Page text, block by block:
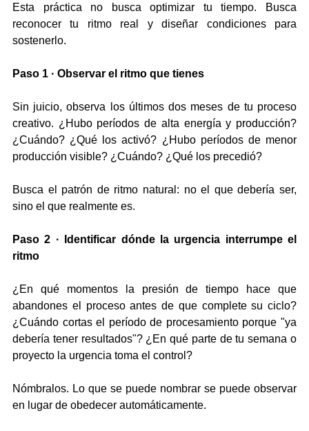
Esta práctica no busca optimizar tu tiempo. Busca
reconocer tu ritmo real y diseñar condiciones para
sostenerlo.
Paso 1 · Observar el ritmo que tienes
Sin juicio, observa los últimos dos meses de tu proceso
creativo. ¿Hubo períodos de alta energía y producción?
¿Cuándo? ¿Qué los activó? ¿Hubo períodos de menor
producción visible? ¿Cuándo? ¿Qué los precedió?
Busca el patrón de ritmo natural: no el que debería ser,
sino el que realmente es.
Paso 2 · Identificar dónde la urgencia interrumpe el
ritmo
¿En qué momentos la presión de tiempo hace que
abandones el proceso antes de que complete su ciclo?
¿Cuándo cortas el período de procesamiento porque "ya
debería tener resultados"? ¿En qué parte de tu semana o
proyecto la urgencia toma el control?
Nómbralos. Lo que se puede nombrar se puede observar
en lugar de obedecer automáticamente.